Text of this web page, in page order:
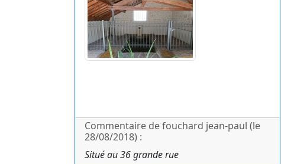
Commentaire de fouchard jean-paul (le
28/08/2018) :
Situé au 36 grande rue